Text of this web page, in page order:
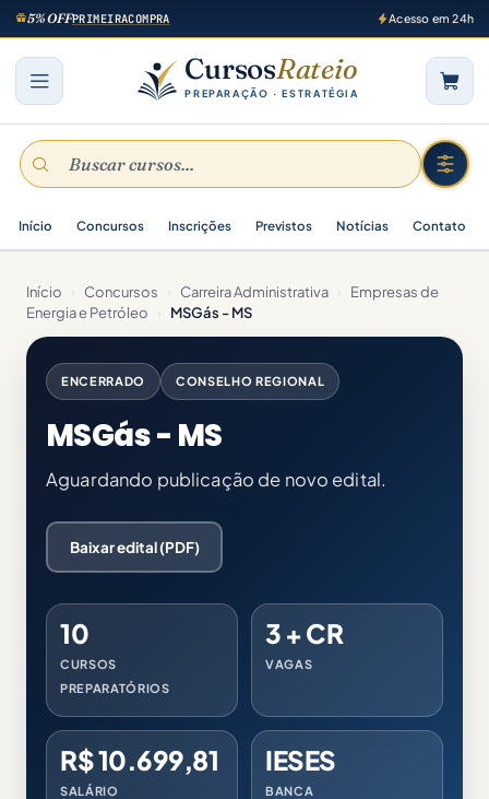
5% OFFPRIMEIRACOMPRA Acesso em 24h
CursosRateio
PREPARAÇÃO · ESTRATÉGIA
Início Concursos Inscrições Previstos Notícias Contato
Início › Concursos › Carreira Administrativa ›
Empresas de
Energia e Petróleo
› MSGás - MS
ENCERRADO CONSELHO REGIONAL
MSGás - MS
Aguardando publicação de novo edital.
Baixar edital (PDF)
10
CURSOS
PREPARATÓRIOS
3 + CR
VAGAS
R$ 10.699,81
SALÁRIO
IESES
BANCA